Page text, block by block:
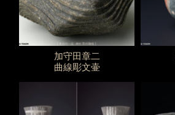
加守田章二
曲線彫文壷